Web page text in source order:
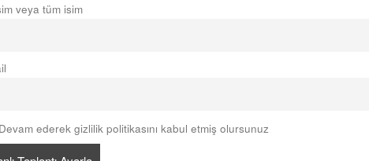
veya tüm isim
Devam ederek gizlilik politikasını kabul etmiş olursunuz